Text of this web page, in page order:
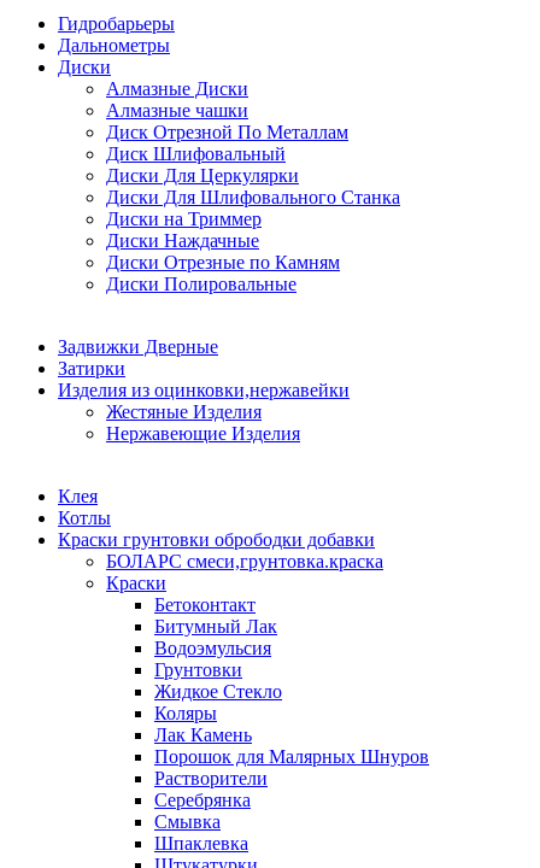
Гидробарьеры
Дальнометры
Диски
Алмазные Диски
Алмазные чашки
Диск Отрезной По Металлам
Диск Шлифовальный
Диски Для Церкулярки
Диски Для Шлифовального Станка
Диски на Триммер
Диски Наждачные
Диски Отрезные по Камням
Диски Полировальные
Задвижки Дверные
Затирки
Изделия из оцинковки,нержавейки
Жестяные Изделия
Нержавеющие Изделия
Клея
Котлы
Краски грунтовки обрободки добавки
БОЛАРС смеси,грунтовка.краска
Краски
Бетоконтакт
Битумный Лак
Водоэмульсия
Грунтовки
Жидкое Стекло
Коляры
Лак Камень
Порошок для Малярных Шнуров
Растворители
Серебрянка
Смывка
Шпаклевка